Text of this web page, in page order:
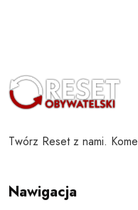
Twórz Reset z nami.
Nawigacja